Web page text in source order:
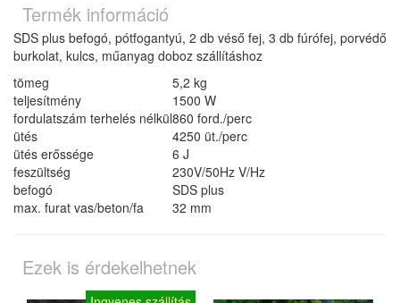
Termék információ
SDS plus befogó, pótfogantyú, 2 db véső fej, 3 db fúrófej, porvédő
burkolat, kulcs, műanyag doboz szállításhoz
tömeg
5,2 kg
teljesítmény
1500 W
fordulatszám terhelés nélkül860 ford./perc
ütés
4250 üt./perc
ütés erőssége
6 J
feszültség
230V/50Hz V/Hz
befogó
SDS plus
max. furat vas/beton/fa
32 mm
Ezek is érdekelhetnek